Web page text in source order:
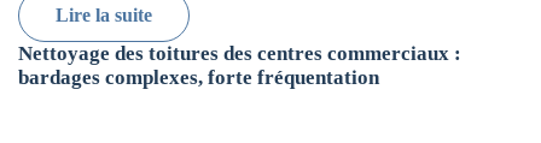
Lire la suite
Nettoyage des toitures des centres commerciaux :
bardages complexes, forte fréquentation